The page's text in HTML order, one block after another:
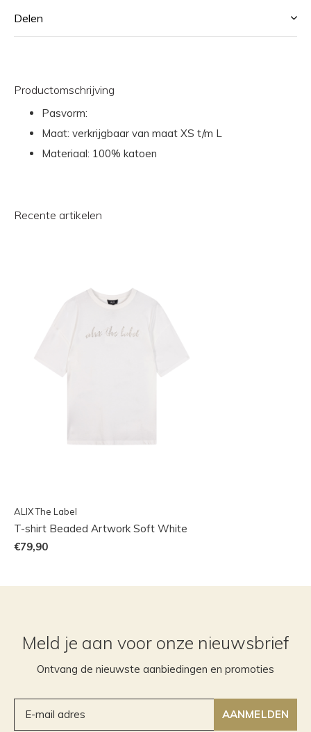
Delen
Productomschrijving
Pasvorm:
Maat: verkrijgbaar van maat XS t/m L
Materiaal: 100% katoen
Recente artikelen
ALIX The Label
T-shirt Beaded Artwork Soft White
€79,90
Meld je aan voor onze nieuwsbrief
Ontvang de nieuwste aanbiedingen en promoties
AANMELDEN